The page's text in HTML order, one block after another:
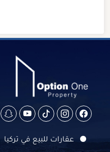
عقارات للبيع في تركيا